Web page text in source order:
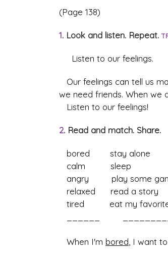
(Page 138)
1. Look and listen. Repeat.
Listen to our feelings.
Our feelings can tell us
we need friends. When we
Listen to our feelings!
2. Read and match. Share.
bored stay alone
calm sleep
angry play some
relaxed read a story
tired eat my favorite
When I'm bored, I want to